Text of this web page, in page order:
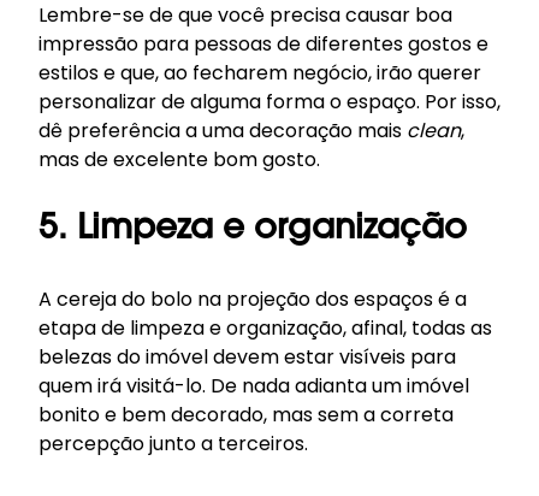
Lembre-se de que você precisa causar boa
impressão para pessoas de diferentes gostos e
estilos e que, ao fecharem negócio, irão querer
personalizar de alguma forma o espaço. Por isso,
dê preferência a uma decoração mais clean,
mas de excelente bom gosto.
5. Limpeza e organização
A cereja do bolo na projeção dos espaços é a
etapa de limpeza e organização, afinal, todas as
belezas do imóvel devem estar visíveis para
quem irá visitá-lo. De nada adianta um imóvel
bonito e bem decorado, mas sem a correta
percepção junto a terceiros.